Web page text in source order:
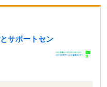
サポートセン